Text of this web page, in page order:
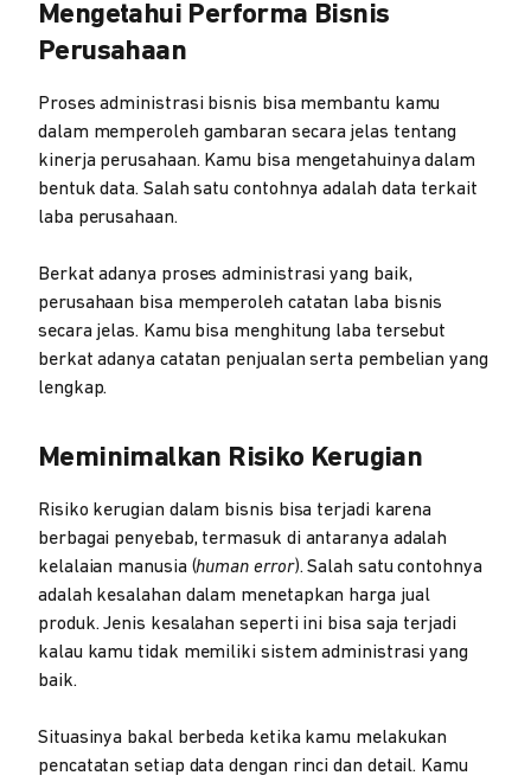
Mengetahui Performa Bisnis
Perusahaan
Proses administrasi bisnis bisa membantu kamu
dalam memperoleh gambaran secara jelas tentang
kinerja perusahaan. Kamu bisa mengetahuinya dalam
bentuk data. Salah satu contohnya adalah data terkait
laba perusahaan.
Berkat adanya proses administrasi yang baik,
perusahaan bisa memperoleh catatan laba bisnis
secara jelas. Kamu bisa menghitung laba tersebut
berkat adanya catatan penjualan serta pembelian yang
lengkap.
Meminimalkan Risiko Kerugian
Risiko kerugian dalam bisnis bisa terjadi karena
berbagai penyebab, termasuk di antaranya adalah
kelalaian manusia (human error). Salah satu contohnya
adalah kesalahan dalam menetapkan harga jual
produk. Jenis kesalahan seperti ini bisa saja terjadi
kalau kamu tidak memiliki sistem administrasi yang
baik.
Situasinya bakal berbeda ketika kamu melakukan
pencatatan setiap data dengan rinci dan detail. Kamu